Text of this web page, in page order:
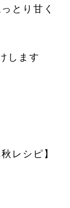
とり甘く
します
レシピ】